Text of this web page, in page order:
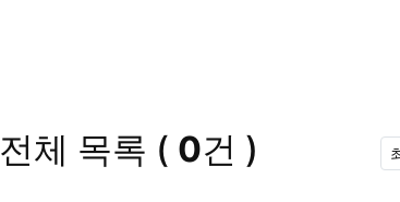
전체 목록 ( 0건 )